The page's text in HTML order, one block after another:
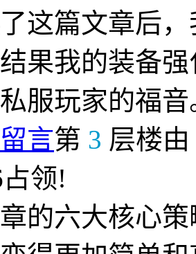
这篇文章后
果我的装备
服玩家的福音
言第 3 层楼由
领!
的六大核心